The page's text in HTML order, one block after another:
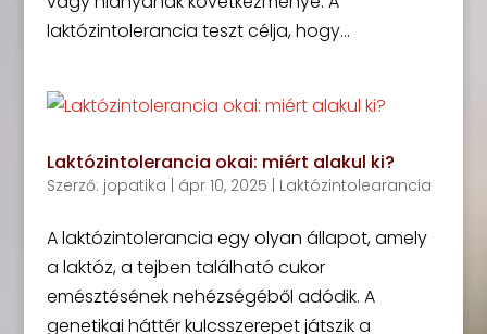
laktózintolerancia teszt célja, hogy...
Laktózintolerancia okai: miért alakul ki?
Szerző: jopatika ápr 10, 2025 Laktózintolearancia
A laktózintolerancia egy olyan állapot, amely
a laktóz, a tejben található cukor
emésztésének nehézségéből adódik. A
genetikai háttér kulcsszerepet játszik a